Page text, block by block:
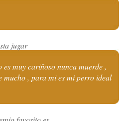
jugar
es muy cariñoso nunca muerde ,
mucho , para mi es mi perro ideal